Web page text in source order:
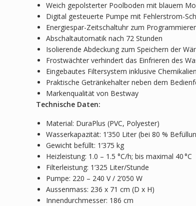
Weich gepolsterter Poolboden mit blauem
Digital gesteuerte Pumpe mit Fehlerstrom-
Energiespar-Zeitschaltuhr zum
Abschaltautomatik nach 72 Stunden
Isolierende Abdeckung zum Speichern der
Frostwächter verhindert das Einfrieren des
Eingebautes Filtersystem inklusive
Praktische Getränkehalter neben dem
Markenqualität von Bestway
Technische Daten:
Material: DuraPlus (PVC, Polyester)
Wasserkapazität: 1’350 Liter (bei 80 %
Gewicht befüllt: 1’375 kg
Heizleistung: 1.0 – 1.5 °C/h; bis maximal 40 °C
Filterleistung: 1‘325 Liter/Stunde
Pumpe: 220 – 240 V / 2’050 W
Aussenmass: 236 x 71 cm (D x H)
Innendurchmesser: 186 cm